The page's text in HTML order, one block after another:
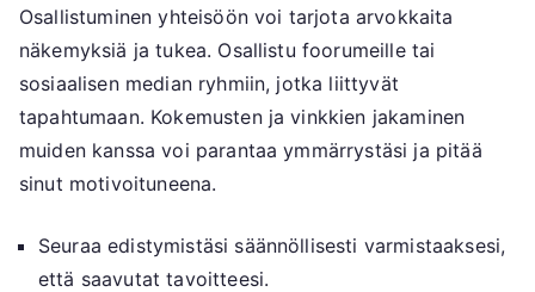
Osallistuminen yhteisöön voi tarjota arvokkaita
näkemyksiä ja tukea. Osallistu foorumeille tai
sosiaalisen median ryhmiin, jotka liittyvät
tapahtumaan. Kokemusten ja vinkkien jakaminen
muiden kanssa voi parantaa ymmärrystäsi ja pitää
sinut motivoituneena.
Seuraa edistymistäsi säännöllisesti varmistaaksesi,
että saavutat tavoitteesi.